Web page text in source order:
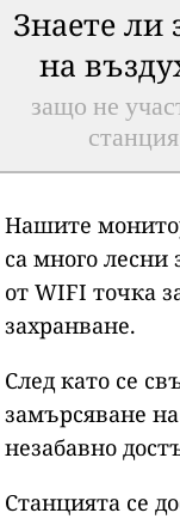
Знаете ли
на
защо не
Нашите
са много лесни
от WIFI точка
захранване.
След като се
замърсяване
незабавно
Станцията се